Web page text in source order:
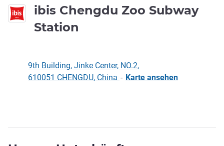
ibis Chengdu Zoo Subway
Station
9th Building, Jinke Center, NO.2,
610051 CHENGDU, China - Karte ansehen
Beschreibung